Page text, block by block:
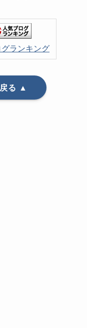
グランキング
る ▲